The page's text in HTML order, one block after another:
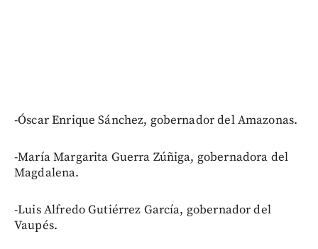
-Óscar Enrique Sánchez, gobernador del Amazonas.
-María Margarita Guerra Zúñiga, gobernadora del
Magdalena.
-Luis Alfredo Gutiérrez García, gobernador del
Vaupés.